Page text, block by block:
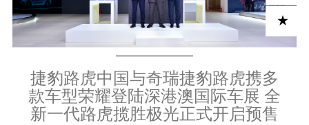
e
n
ITALY (ITALIANO)
ADD TO CART
捷豹路虎中国与奇瑞捷豹路虎携多
款车型荣耀登陆深港澳国际车展 全
新一代路虎揽胜极光正式开启预售